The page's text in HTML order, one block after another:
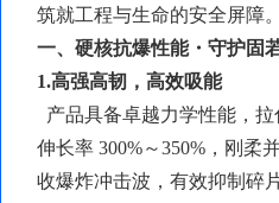
筑就工程与生命的安全屏障。
一、硬核抗爆性能・守护固
1.高强高韧，高效吸能
产品具备卓越力学性能，拉
伸长率 300%～350%，刚柔
收爆炸冲击波，有效抑制碎